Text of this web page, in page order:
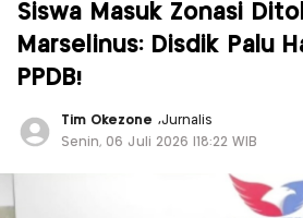
Siswa Masuk Zonasi
Marselinus: Disdik Palu
PPDB!
Tim Okezone ,Jurnalis
Senin, 06 Juli 2026 |18:22 WIB